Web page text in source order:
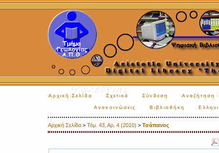
Αρχική Σελίδα Σχετικά Σύνδεση Αναζήτηση
Ανακοινώσεις Βιβλιοθήκη
Αρχική Σελίδα > Τόμ. 43, Αρ. 4 (2010) > Τσάπανος